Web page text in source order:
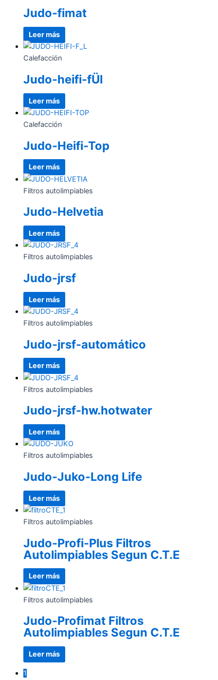
Judo-fimat
Leer más
Calefacción
Judo-heifi-fÜl
Leer más
Calefacción
Judo-Heifi-Top
Leer más
Filtros autolimpiables
Judo-Helvetia
Leer más
Filtros autolimpiables
Judo-jrsf
Leer más
Filtros autolimpiables
Judo-jrsf-automático
Leer más
Filtros autolimpiables
Judo-jrsf-hw.hotwater
Leer más
Filtros autolimpiables
Judo-Juko-Long Life
Leer más
Filtros autolimpiables
Judo-Profi-Plus Filtros
Autolimpiables Segun C.T.E
Leer más
Filtros autolimpiables
Judo-Profimat Filtros
Autolimpiables Segun C.T.E
Leer más
1